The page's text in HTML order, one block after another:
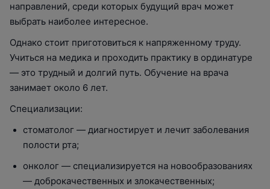
направлений, среди которых будущий врач может
выбрать наиболее интересное.
Однако стоит приготовиться к напряженному труду.
Учиться на медика и проходить практику в ординатуре
— это трудный и долгий путь. Обучение на врача
занимает около 6 лет.
Специализации:
стоматолог — диагностирует и лечит заболевания
полости рта;
онколог — специализируется на новообразованиях
— доброкачественных и злокачественных;